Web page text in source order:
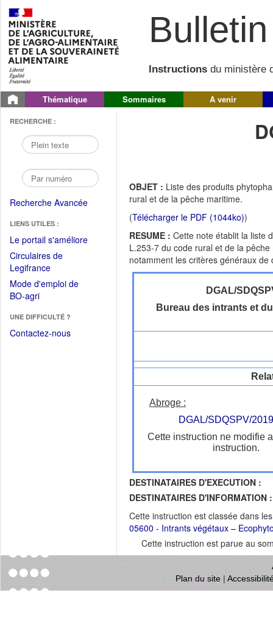
Instructions du ministère
Thématique Sommaires A venir
RECHERCHE :
Recherche Avancée
LIENS UTILES :
Le portail s'améliore(Fichier
Circulaires de
Legifrance(Ouvrir
dans
une
fenêtre)
Mode d'emploi de
BO-agri(Ouvrir
une
nouvelle
UNE DIFFICULTÉ ?
Contactez-nous
OBJET : Liste des produits
rural et de la pêche maritime.
(Télécharger le PDF (1044ko))
RESUME : Cette note établit la liste
L.253-7 du code rural et de la
notamment les critères généraux
DGAL/
Bureau des intrants et
Abroge :
DGAL/SDQSPV/
Cette instruction ne modifie
instruction.
DESTINATAIRES D'EXECUTION :
DESTINATAIRES D'INFORMATION :
Cette instruction est classée dans
05600 - Intrants végétaux –
Cette instruction est parue au
Plan du site|